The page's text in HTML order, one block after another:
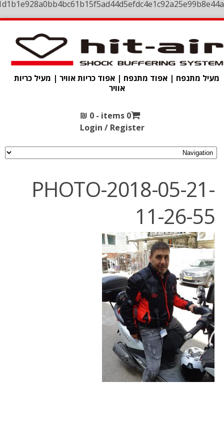
מעיל מתנפח | אפוד מתנפח | אפוד כריות אוויר | מעיל כריות
אוויר
0 items -
₪ 0
Login / Register
PHOTO-2018-05-21-
11-26-55